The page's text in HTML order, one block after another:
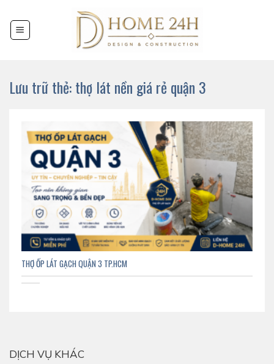
đến
nội
Lưu trữ thẻ:thợ lát nền giá rẻ quận 3
THỢ ỐP LÁT GẠCH QUẬN 3 TP.HCM
DỊCH VỤ KHÁC